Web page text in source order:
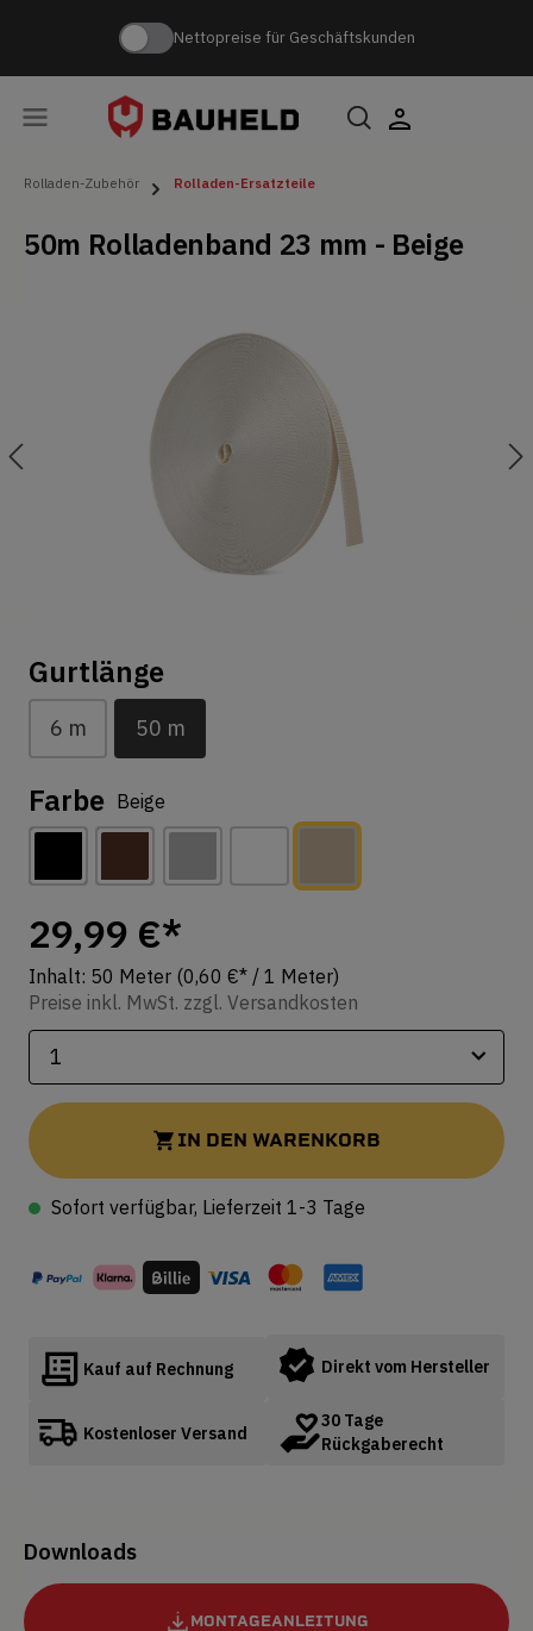
Nettopreise für Geschäftskunden
Rolladen-Zubehör Rolladen-Ersatzteile
50m Rolladenband 23 mm - Beige
Gurtlänge
6 m 50 m
Farbe Beige
29,99 €*
Inhalt: 50 Meter (0,60 €* / 1 Meter)
Preise inkl. MwSt. zzgl. Versandkosten
IN DEN WARENKORB
Sofort verfügbar, Lieferzeit 1-3 Tage
Kauf auf Rechnung
Kostenloser Versand
Direkt vom Hersteller
30 Tage
Rückgaberecht
Downloads
MONTAGEANLEITUNG